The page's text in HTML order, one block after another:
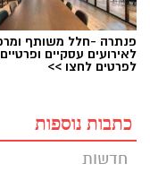
פנתרה -חלל משותף
לאירועים עסקיים
לפרטים לחצו >>
כתבות נוספות
חדשות